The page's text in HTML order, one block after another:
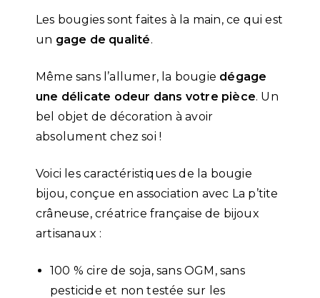
Les bougies sont faites à la main, ce qui est
un gage de qualité.
Même sans l’allumer, la bougie dégage
une délicate odeur dans votre pièce. Un
bel objet de décoration à avoir
absolument chez soi !
Voici les caractéristiques de la bougie
bijou, conçue en association avec La p’tite
crâneuse, créatrice française de bijoux
artisanaux :
100 % cire de soja, sans OGM, sans
pesticide et non testée sur les